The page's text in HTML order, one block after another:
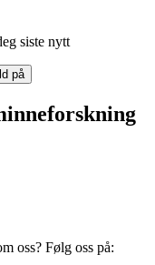
siste nytt
oss? Følg oss på: